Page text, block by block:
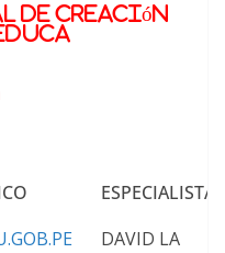
creación
ESPECIALISTA
DAVID LA